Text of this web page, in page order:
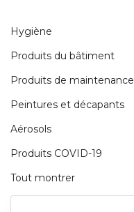
Hygiène
Produits du bâtiment
Produits de maintenance
Peintures et décapants
Aérosols
Produits COVID-19
Tout montrer